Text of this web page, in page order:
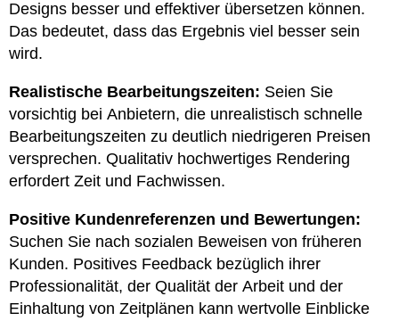
Designs besser und effektiver übersetzen können.
Das bedeutet, dass das Ergebnis viel besser sein
wird.
Realistische Bearbeitungszeiten: Seien Sie
vorsichtig bei Anbietern, die unrealistisch schnelle
Bearbeitungszeiten zu deutlich niedrigeren Preisen
versprechen. Qualitativ hochwertiges Rendering
erfordert Zeit und Fachwissen.
Positive Kundenreferenzen und Bewertungen:
Suchen Sie nach sozialen Beweisen von früheren
Kunden. Positives Feedback bezüglich ihrer
Professionalität, der Qualität der Arbeit und der
Einhaltung von Zeitplänen kann wertvolle Einblicke